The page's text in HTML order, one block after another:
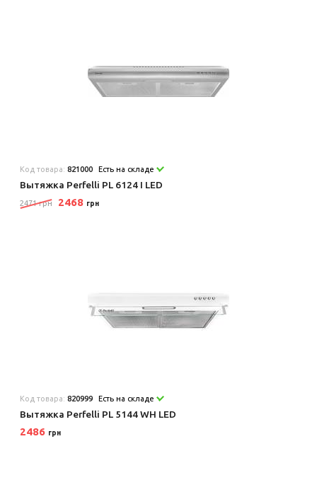
Код товара:821000 Есть на складе
Вытяжка Perfelli PL 6124 I LED
2471 грн 2468 грн
Код товара:820999 Есть на складе
Вытяжка Perfelli PL 5144 WH LED
2486 грн